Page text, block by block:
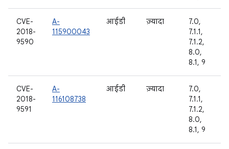
CVE-
2018-
9590
A-
115900043
आईडी ज़्यादा
7.0,
7.1.1,
7.1.2,
8.0,
8.1, 9
CVE-
2018-
9591
A-
116108738
आईडी ज़्यादा
7.0,
7.1.1,
7.1.2,
8.0,
8.1, 9